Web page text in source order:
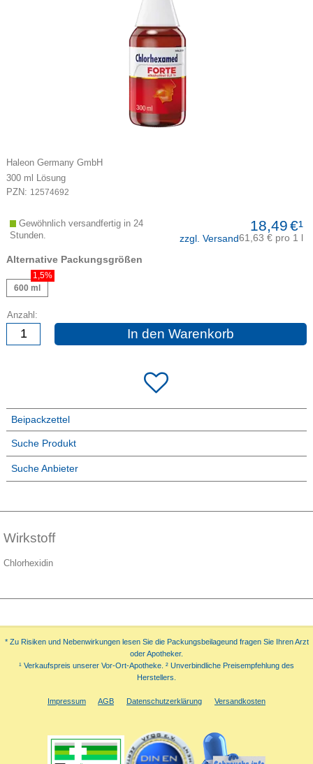
Haleon Germany GmbH
300 ml
Lösung
PZN: 12574692
18,49€¹
zzgl. Versand61,63 € pro 1 l
Gewöhnlich versandfertig in 24
Stunden.
Alternative Packungsgrößen
600 ml
1,5%
Anzahl:
In den Warenkorb
Beipackzettel
Suche Produkt
Suche Anbieter
Wirkstoff
Chlorhexidin
* Zu Risiken und Nebenwirkungen lesen Sie die Packungsbeilageund fragen Sie Ihren Arzt
oder Apotheker.
¹ Verkaufspreis unserer Vor-Ort-Apotheke. ² Unverbindliche Preisempfehlung des
Herstellers.
Impressum AGB Datenschutzerklärung Versandkosten